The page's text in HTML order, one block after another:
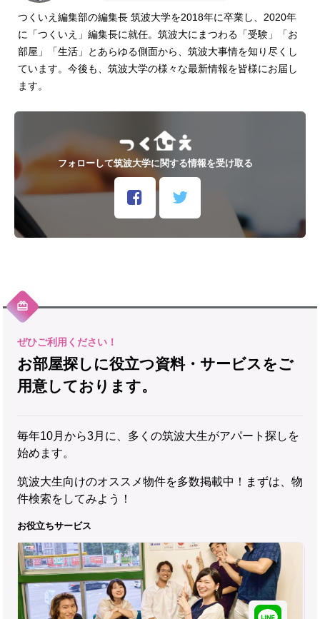
つくいえ編集部の編集長 筑波大学を2018年に卒業し、2020年
に「つくいえ」編集長に就任。筑波大にまつわる「受験」「お
部屋」「生活」とあらゆる側面から、筑波大事情を知り尽くし
ています。今後も、筑波大学の様々な最新情報を皆様にお届し
ます。
フォローして筑波大学に関する情報を受け取る
お部屋探しに役立つ資料・サービスをご
用意しております。
毎年10月から3月に、多くの筑波大生がアパート探しを
始めます。
筑波大生向けのオススメ物件を多数掲載中！まずは、物
件検索をしてみよう！
お役立ちサービス